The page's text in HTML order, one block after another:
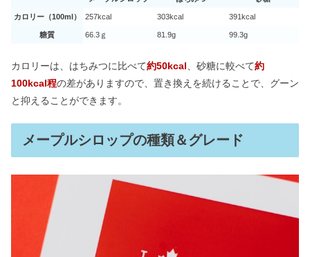
カロリー（100ml） 257kcal 303kcal 391kcal
糖質 66.3ｇ 81.9g 99.3g
カロリーは、はちみつに比べて約50kcal 、砂糖に較べて約
100kcal程の差がありますので、置き換えを続けることで、グーン
と抑えることができます。
メープルシロップの種類＆グレード